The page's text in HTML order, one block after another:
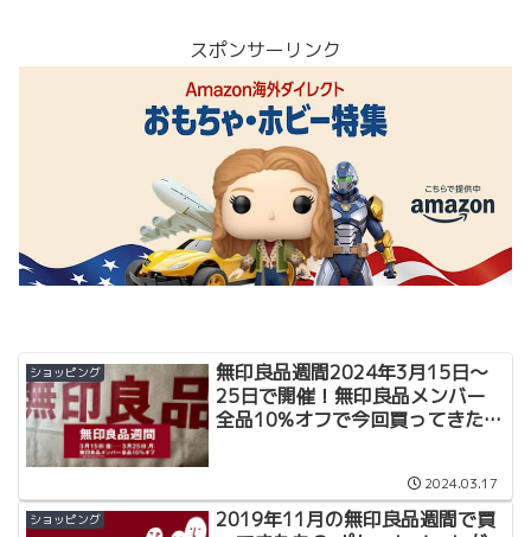
スポンサーリンク
ショッピング
無印良品週間2024年3月15日〜
25日で開催！無印良品メンバー
全品10%オフで今回買ってきたも
2024.03.17
ショッピング
2019年11月の無印良品週間で買